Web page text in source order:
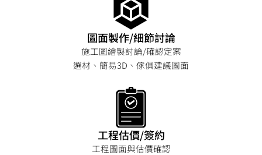
圖面製作/細節討論
施工圖繪製討論/確認定案
選材、簡易3D、傢俱建議圖面
工程估價/簽約
工程圖面與估價確認